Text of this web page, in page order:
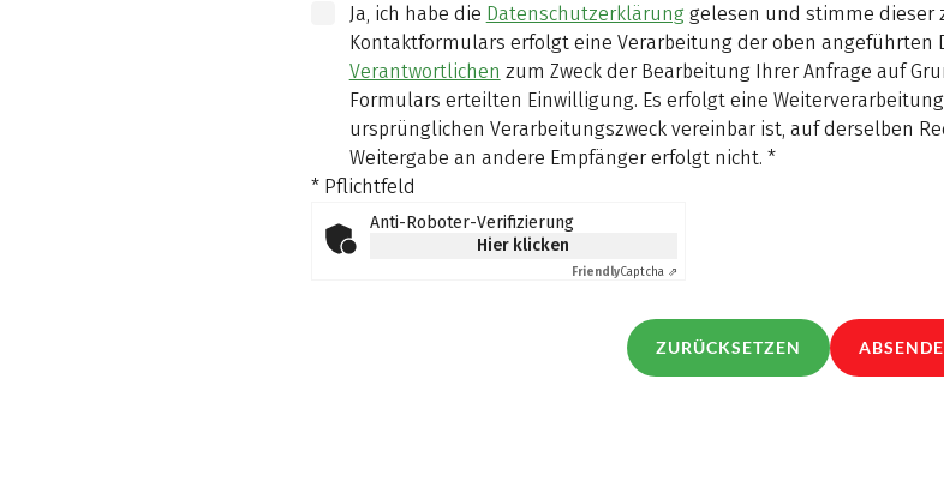
Ja, ich habe die Datenschutzerklärunggelesen und stimme dieser
Kontaktformulars erfolgt eine Verarbeitung der oben angeführten
Verantwortlichen zum Zweck der Bearbeitung Ihrer Anfrage auf
Formulars erteilten Einwilligung. Es erfolgt eine
ursprünglichen Verarbeitungszweck vereinbar ist, auf derselben
Weitergabe an andere Empfänger erfolgt nicht. *
* Pflichtfeld
Anti-Roboter-Verifizierung
Hier klicken
FriendlyCaptcha ⇗
ZURÜCKSETZEN